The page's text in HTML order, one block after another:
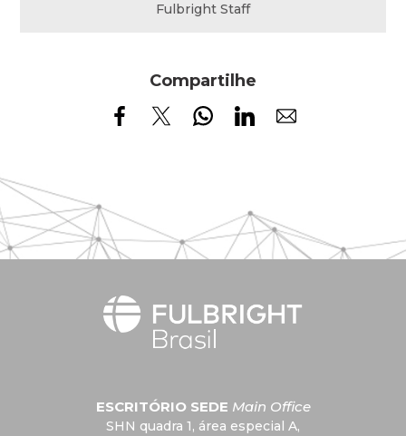
Fulbright Staff
Compartilhe
ESCRITÓRIO SEDE Main Office
SHN quadra 1, área especial A,